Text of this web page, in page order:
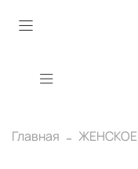
Главная ЖЕНСКОЕ